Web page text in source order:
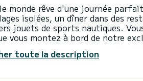
monde rêve d'une journée
isolées, un dîner dans des
jouets de sports nautiques.
vous montez à bord de notre
de bateau à la journée
toute la description